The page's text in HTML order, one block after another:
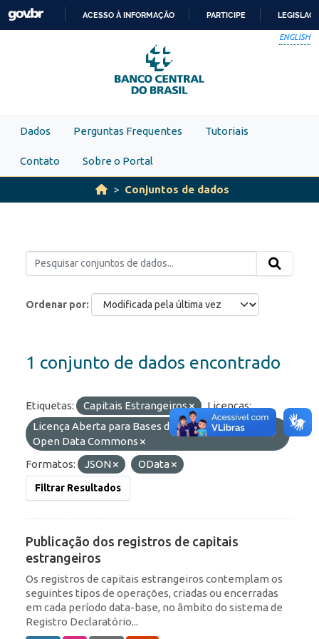
Skip to main content
PARA
O
CONTEÚDO
ACESSO À INFORMAÇÃO PARTICIPE
ENGLISH
Dados Perguntas Frequentes Tutoriais
Contato Sobre o Portal
Conjuntos de dados
Ordenar por
1 conjunto de dados encontrado
Etiquetas: Capitais Estrangeiros
Licenças:
Licença Aberta para Bases de Dados (ODbL) do
Open Data Commons
Formatos:
JSON OData
Filtrar Resultados
Publicação dos registros de capitais
estrangeiros
Os registros de capitais estrangeiros contemplam os
seguintes tipos de operações, criadas ou encerradas
em cada período data-base, no âmbito do sistema de
Registro Declaratório...